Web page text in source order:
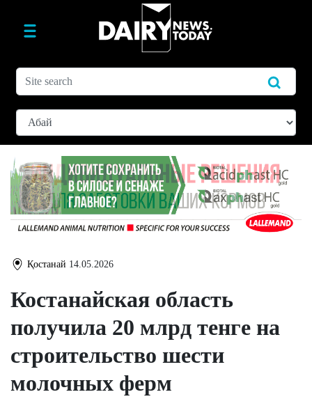
Қостанай 14.05.2026
Костанайская область
получила 20 млрд тенге на
строительство шести
молочных ферм